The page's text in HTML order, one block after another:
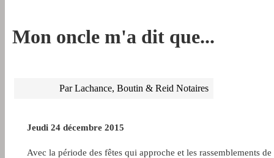
Mon oncle m'a dit que...
Par Lachance, Boutin & Reid Notaires
Jeudi 24 décembre 2015
Avec la période des fêtes qui approche et les rassemblements de